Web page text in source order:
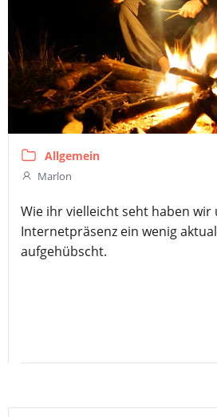
Allgemein
Marlon
Wie ihr vielleicht seht haben wir
Internetpräsenz ein wenig
aufgehübscht.